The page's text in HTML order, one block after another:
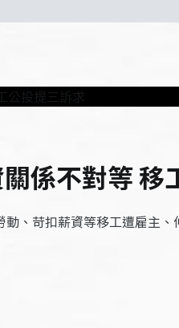
係不對等 移
、苛扣薪資等移工遭雇主